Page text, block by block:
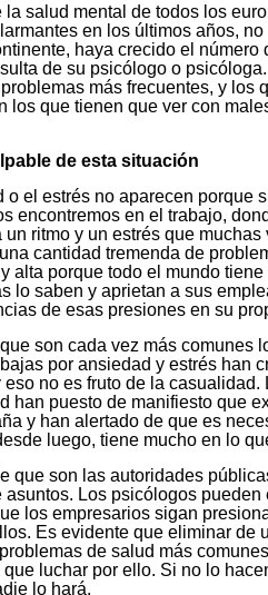
la salud mental de todos los
en los últimos años,
haya crecido el número
de su psicólogo o
más frecuentes, y los
los que tienen que ver con
de esta situación
o el estrés no aparecen porque
encontremos en el trabajo,
ritmo y un estrés que
cantidad tremenda de
alta porque todo el mundo
lo saben y aprietan a sus
de esas presiones en su
son cada vez más comunes
por ansiedad y estrés han
no es fruto de la
han puesto de manifiesto que
y han alertado de que es
luego, tiene mucho en lo
que son las autoridades
asuntos. Los psicólogos
los empresarios sigan
Es evidente que eliminar de
de salud más
luchar por ello. Si no lo
lo hará.